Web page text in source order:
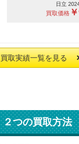
日立
買取価格
買取実績一覧を見る
２つの買取方法